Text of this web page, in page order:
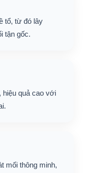
tổ, từ đó lây
tận gốc.
hiệu quả cao với
mối thông minh,